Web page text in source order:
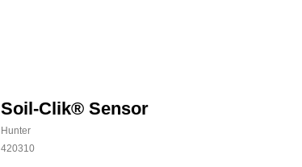
Soil-Clik® Sensor
Hunter
420310